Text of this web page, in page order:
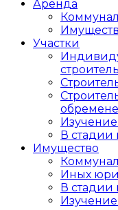
Аренда
Участки
В стадии
Имущество
Иных
В стадии